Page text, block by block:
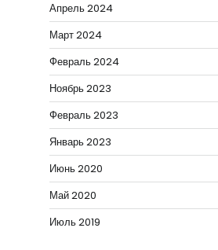
Апрель 2024
Март 2024
Февраль 2024
Ноябрь 2023
Февраль 2023
Январь 2023
Июнь 2020
Май 2020
Июль 2019